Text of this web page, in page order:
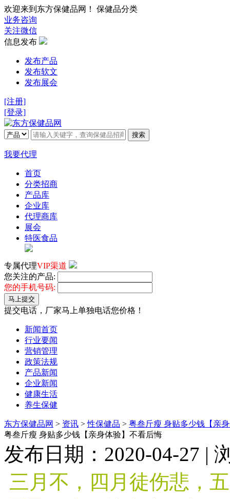
欢迎来到东方保健品网！ 保健品分类
业务咨询
关注微信
信息发布
发布产品
发布软文
发布展会
[注册]
[登录]
搜索
我要代理
首页
分类招商
产品库
企业库
代理商库
展会
特医食品
专属代理VIP渠道
您关注的产品:
您的手机号码:
马上提交
提交电话，厂家马上单独电话您价格！
新闻首页
行业要闻
营销管理
政策法规
产品新闻
企业新闻
健康生活
养生保健
东方保健品网 > 资讯 >性保健品 > 粤叁斤瘦 身贴多少钱【亲
粤叁斤瘦 身贴多少钱【亲身体验】不看后悔
发布日期：2020-04-27 |
三月不，四月徒伤悲，